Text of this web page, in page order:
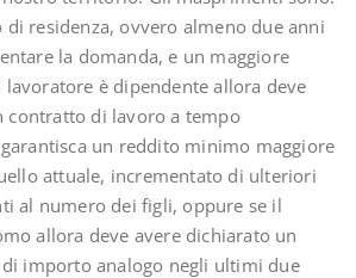
residenza, ovvero almeno due anni
la domanda, e un maggiore
è dipendente allora deve
contratto di lavoro a tempo
un reddito minimo maggiore
attuale, incrementato di ulteriori
al numero dei figli, oppure se il
allora deve avere dichiarato un
importo analogo negli ultimi due